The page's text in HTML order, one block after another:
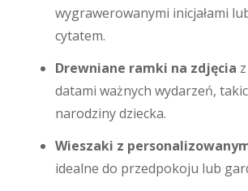
wygrawerowanymi inicjałami
cytatem.
Drewniane ramki na zdjęcia
datami ważnych wydarzeń,
narodziny dziecka.
Wieszaki z
idealne do przedpokoju lub